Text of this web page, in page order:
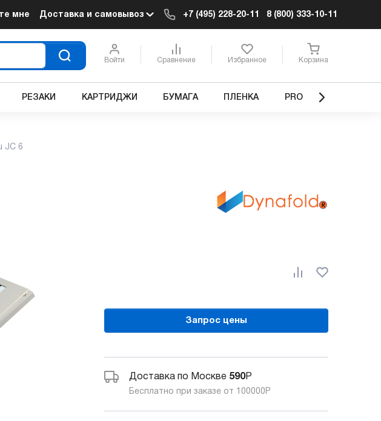
мне Доставка и самовывоз +7 (495) 228-20-11 8 (800) 333-10-11
Войти Сравнение Избранное Корзина
РЕЗАКИ КАРТРИДЖИ БУМАГА ПЛЕНКА PRO
JC 6
Запрос цены
Доставка по Москве 590Р
Бесплатно при заказе от 100000 Р